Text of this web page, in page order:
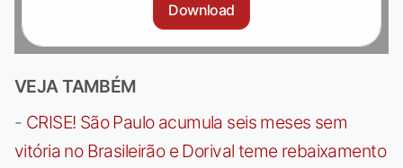
Download
VEJA TAMBÉM
- CRISE! São Paulo acumula seis meses sem
vitória no Brasileirão e Dorival teme rebaixamento